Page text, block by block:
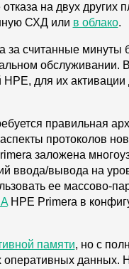
на двух других
СХД или в облако.
за считанные минуты
обслуживании.
для их активации
правильная
протоколов
заложена
ввода/вывода на
ее массово-
HPE Primera в
памяти, но с
оперативных данных.